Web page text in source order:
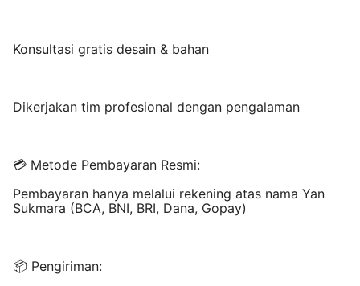
Konsultasi gratis desain & bahan
Dikerjakan tim profesional dengan pengalaman
💳 Metode Pembayaran Resmi:
Pembayaran hanya melalui rekening atas nama Yan
Sukmara (BCA, BNI, BRI, Dana, Gopay)
📦 Pengiriman: